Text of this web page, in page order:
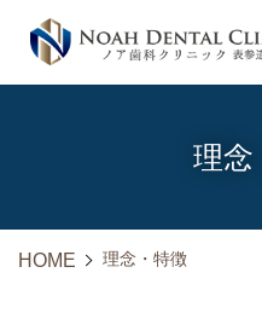
理念
HOME 理念・特徴